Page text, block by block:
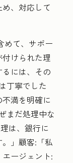
、対応して
めて、サポー
けられた理
には、その
丁寧でした
満を明確に
まだ処理中な
は、銀行に
」顧客:「私
ージェント: